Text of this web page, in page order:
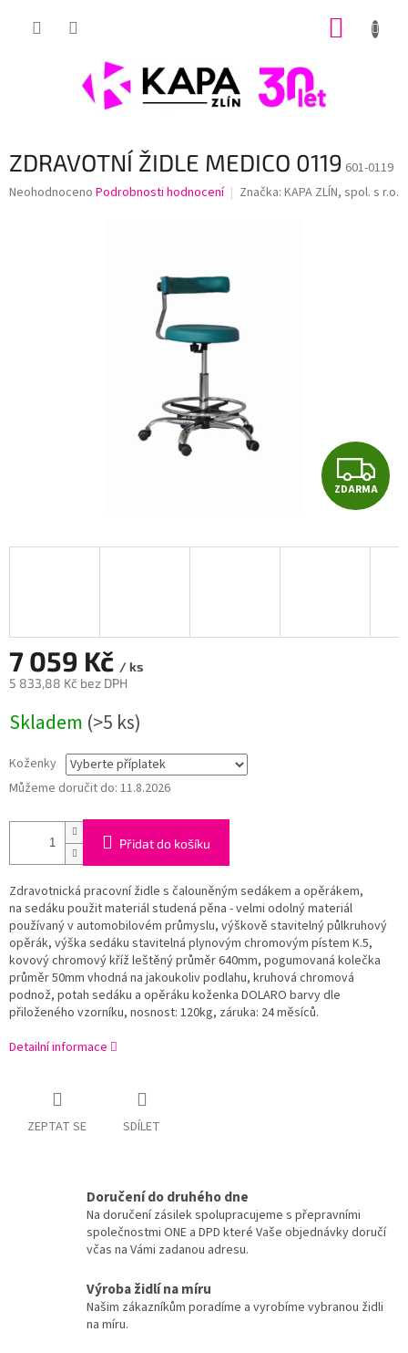
ZDRAVOTNÍ ŽIDLE MEDICO 0119 601-0119
Průměrné
Neohodnoceno Podrobnosti hodnocení Značka: KAPA ZLÍN, spol. s r.o.
Z
D
A
ZDARMA
7 059 Kč / ks
5 833,88 Kč bez DPH
cena:
Skladem (>5 ks)
Koženky
Můžeme doručit do: 11.8.2026
Přidat do košíku
Zdravotnická pracovní židle s čalouněným sedákem a opěrákem,
na sedáku použit materiál studená pěna - velmi odolný materiál
používaný v automobilovém průmyslu, výškově stavitelný půlkruhový
opěrák, výška sedáku stavitelná plynovým chromovým pístem K.5,
kovový chromový kříž leštěný průměr 640mm, pogumovaná kolečka
průměr 50mm vhodná na jakoukoliv podlahu, kruhová chromová
podnož, potah sedáku a opěráku koženka DOLARO barvy dle
přiloženého vzorníku, nosnost: 120kg, záruka: 24 měsíců.
Detailní informace
ZEPTAT SE SDÍLET
Doručení do druhého dne
Na doručení zásilek spolupracujeme s přepravními
společnostmi ONE a DPD které Vaše objednávky doručí
včas na Vámi zadanou adresu.
Výroba židlí na míru
Našim zákazníkům poradíme a vyrobíme vybranou židli
na míru.